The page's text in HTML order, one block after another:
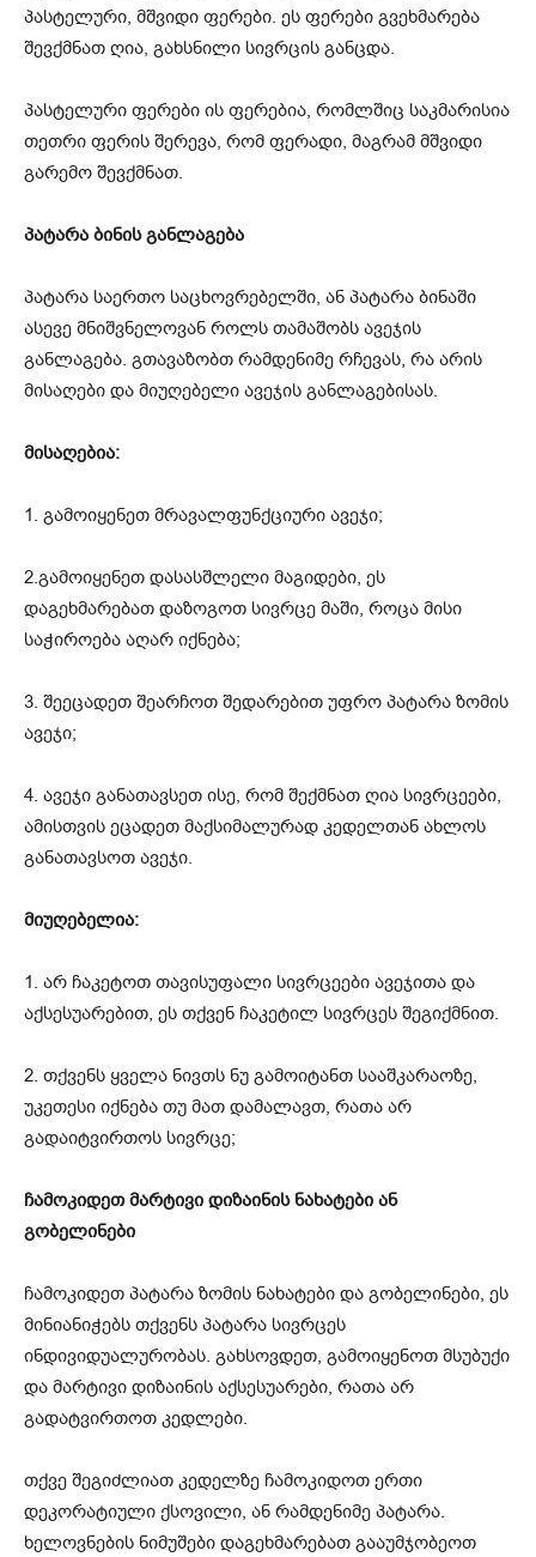
პასტელური, მშვიდი ფერები. ეს ფერები გვეხმარება
შევქმნათ ღია, გახსნილი სივრცის განცდა.
პასტელური ფერები ის ფერებია, რომლშიც საკმარისია
თეთრი ფერის შერევა, რომ ფერადი, მაგრამ მშვიდი
გარემო შევქმნათ.
პატარა ბინის განლაგება
პატარა საერთო საცხოვრებელში, ან პატარა ბინაში
ასევე მნიშვნელოვან როლს თამაშობს ავეჯის
განლაგება. გთავაზობთ რამდენიმე რჩევას, რა არის
მისაღები და მიუღებელი ავეჯის განლაგებისას.
მისაღებია:
1. გამოიყენეთ მრავალფუნქციური ავეჯი;
2.გამოიყენეთ დასასშლელი მაგიდები, ეს
დაგეხმარებათ დაზოგოთ სივრცე მაში, როცა მისი
საჭიროება აღარ იქნება;
3. შეეცადეთ შეარჩოთ შედარებით უფრო პატარა ზომის
ავეჯი;
4. ავეჯი განათავსეთ ისე, რომ შექმნათ ღია სივრცეები,
ამისთვის ეცადეთ მაქსიმალურად კედელთან ახლოს
განათავსოთ ავეჯი.
მიუღებელია:
1. არ ჩაკეტოთ თავისუფალი სივრცეები ავეჯითა და
აქსესუარებით, ეს თქვენ ჩაკეტილ სივრცეს შეგიქმნით.
2. თქვენს ყველა ნივთს ნუ გამოიტანთ სააშკარაოზე,
უკეთესი იქნება თუ მათ დამალავთ, რათა არ
გადაიტვირთოს სივრცე;
ჩამოკიდეთ მარტივი დიზაინის ნახატები ან
გობელინები
ჩამოკიდეთ პატარა ზომის ნახატები და გობელინები, ეს
მინიანიჭებს თქვენს პატარა სივრცეს
ინდივიდუალურობას. გახსოვდეთ, გამოიყენოთ მსუბუქი
და მარტივი დიზაინის აქსესუარები, რათა არ
გადატვირთოთ კედლები.
თქვე შეგიძლიათ კედელზე ჩამოკიდოთ ერთი
დეკორატიული ქსოვილი, ან რამდენიმე პატარა.
ხელოვნების ნიმუშები დაგეხმარებათ გააუმჯობეოთ